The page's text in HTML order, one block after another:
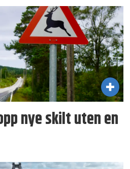
nye skilt uten en